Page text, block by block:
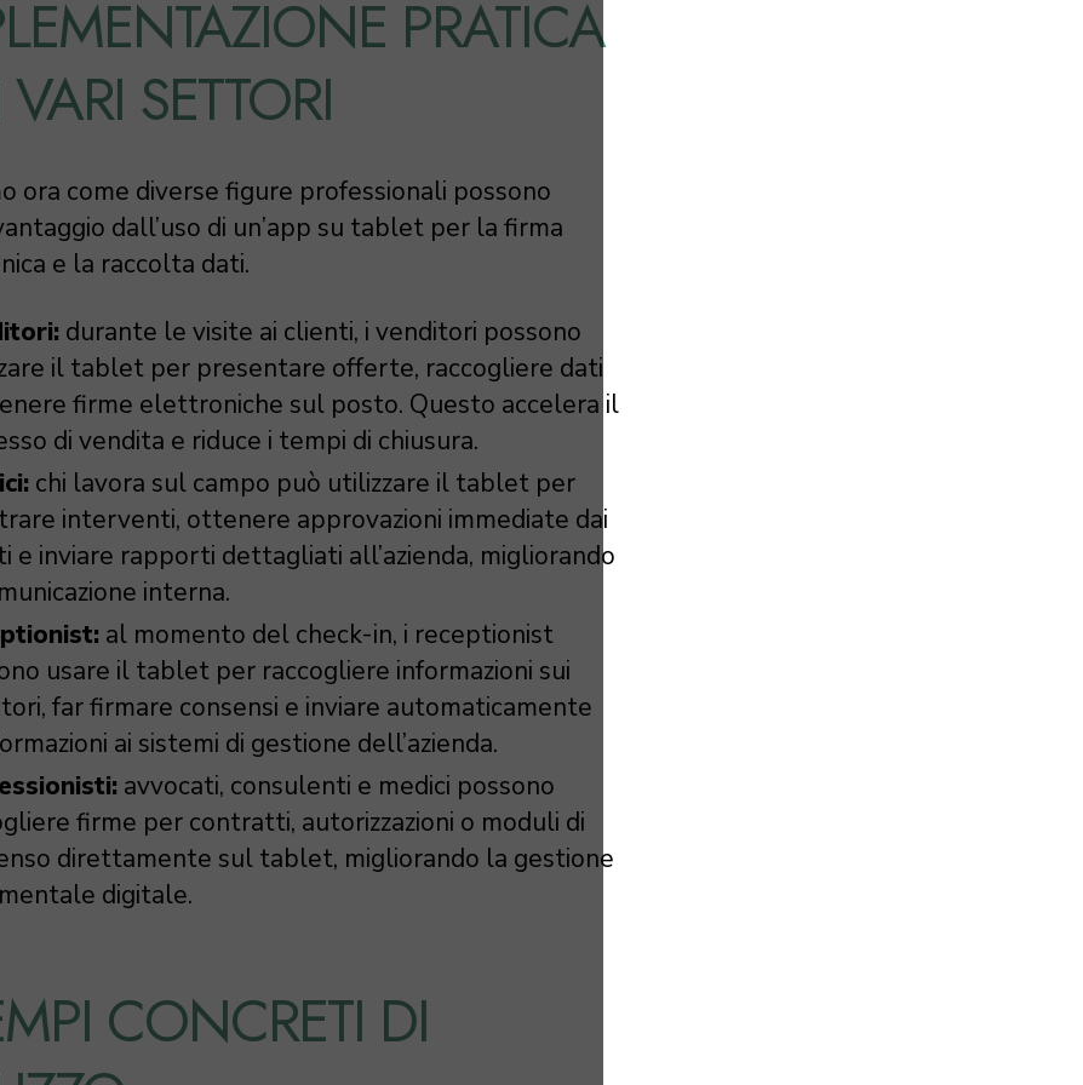
PRATICA
SETTORI
ora come diverse figure professionali possono
dall’uso di un’app su tablet per la firma
e la raccolta dati.
durante le visite ai clienti, i venditori possono
il tablet per presentare offerte, raccogliere dati
firme elettroniche sul posto. Questo accelera il
di vendita e riduce i tempi di chiusura.
chi lavora sul campo può utilizzare il tablet per
interventi, ottenere approvazioni immediate dai
e inviare rapporti dettagliati all’azienda, migliorando
interna.
al momento del check-in, i receptionist
usare il tablet per raccogliere informazioni sui
far firmare consensi e inviare automaticamente
ai sistemi di gestione dell’azienda.
avvocati, consulenti e medici possono
firme per contratti, autorizzazioni o moduli di
direttamente sul tablet, migliorando la gestione
digitale.
CONCRETI DI